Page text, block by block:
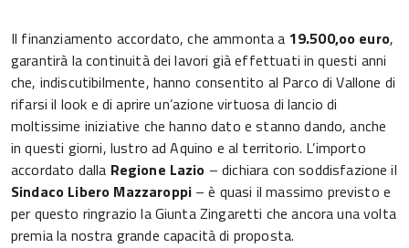
Il finanziamento accordato, che ammonta a 19.500,oo euro,
garantirà la continuità dei lavori già effettuati in questi anni
che, indiscutibilmente, hanno consentito al Parco di Vallone di
rifarsi il look e di aprire un’azione virtuosa di lancio di
moltissime iniziative che hanno dato e stanno dando, anche
in questi giorni, lustro ad Aquino e al territorio. L’importo
accordato dalla Regione Lazio – dichiara con soddisfazione il
Sindaco Libero Mazzaroppi – è quasi il massimo previsto e
per questo ringrazio la Giunta Zingaretti che ancora una volta
premia la nostra grande capacità di proposta.